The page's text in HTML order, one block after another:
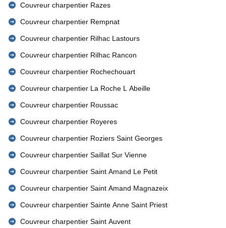
Couvreur charpentier Razes
Couvreur charpentier Rempnat
Couvreur charpentier Rilhac Lastours
Couvreur charpentier Rilhac Rancon
Couvreur charpentier Rochechouart
Couvreur charpentier La Roche L Abeille
Couvreur charpentier Roussac
Couvreur charpentier Royeres
Couvreur charpentier Roziers Saint Georges
Couvreur charpentier Saillat Sur Vienne
Couvreur charpentier Saint Amand Le Petit
Couvreur charpentier Saint Amand Magnazeix
Couvreur charpentier Sainte Anne Saint Priest
Couvreur charpentier Saint Auvent